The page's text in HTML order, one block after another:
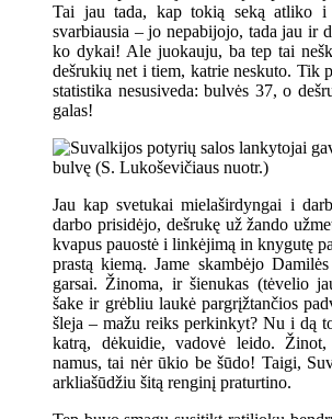
Tai jau tada, kap tokią seką atliko i
svarbiausia – jo nepabijojo, tada jau ir
ko dykai! Ale juokauju, ba tep tai
dešrukių net i tiem, katrie neskuto. Tik
statistika nesusiveda: bulvės 37, o
galas!
Jau kap svetukai mielaširdyngai i
darbo prisidėjo, dešrukę už žando
kvapus pauostė i linkėjimą in knygutę
prastą kiemą. Jame skambėjo
garsai. Žinoma, ir šienukas (tėvelio
šake ir grėbliu laukė pargrįžtančios
šleja – mažu reiks perkinkyt? Nu i dą
katrą, dėkuidie, vadovė leido.
namus, tai nėr ūkio be šūdo! Taigi,
arkliašūdžiu šitą renginį praturtino.